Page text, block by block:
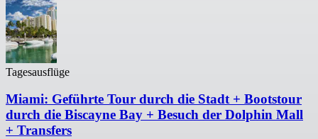
Tagesausflüge
Miami: Geführte Tour durch die Stadt + Bootstour
durch die Biscayne Bay + Besuch der Dolphin Mall
+ Transfers